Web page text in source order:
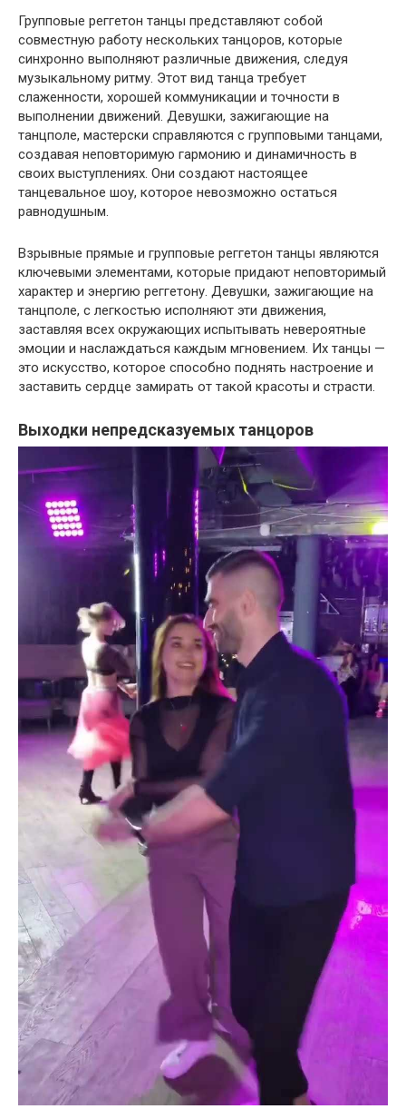
Групповые реггетон танцы представляют собой
совместную работу нескольких танцоров, которые
синхронно выполняют различные движения, следуя
музыкальному ритму. Этот вид танца требует
слаженности, хорошей коммуникации и точности в
выполнении движений. Девушки, зажигающие на
танцполе, мастерски справляются с групповыми танцами,
создавая неповторимую гармонию и динамичность в
своих выступлениях. Они создают настоящее
танцевальное шоу, которое невозможно остаться
равнодушным.
Взрывные прямые и групповые реггетон танцы являются
ключевыми элементами, которые придают неповторимый
характер и энергию реггетону. Девушки, зажигающие на
танцполе, с легкостью исполняют эти движения,
заставляя всех окружающих испытывать невероятные
эмоции и наслаждаться каждым мгновением. Их танцы —
это искусство, которое способно поднять настроение и
заставить сердце замирать от такой красоты и страсти.
Выходки непредсказуемых танцоров